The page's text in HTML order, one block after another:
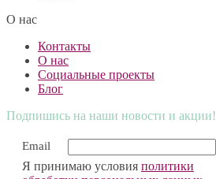
О нас
Контакты
О нас
Социальные проекты
Блог
Подпишись на наши новости и акции!
Email
Я принимаю условия политики